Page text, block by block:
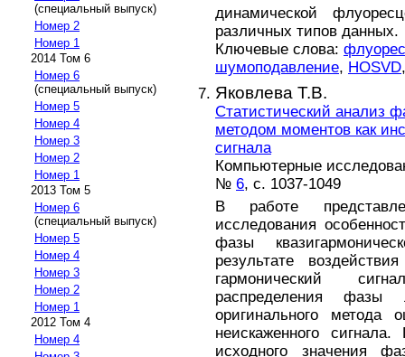
(специальный выпуск)
Номер 2
Номер 1
2014 Том 6
Номер 6
(специальный выпуск)
Номер 5
Номер 4
Номер 3
Номер 2
Номер 1
2013 Том 5
Номер 6
(специальный выпуск)
Номер 5
Номер 4
Номер 3
Номер 2
Номер 1
2012 Том 4
Номер 4
динамической
различных типов данных.
Ключевые слова:
шумоподавление, HOSVD
Яковлева Т.В.
Статистический анализ
методом моментов как
сигнала
Компьютерные
№ 6, с. 1037-1049
В работе
исследования
фазы
результате
гармонический
распределения фазы
оригинального метода
неискаженного
исходного значения